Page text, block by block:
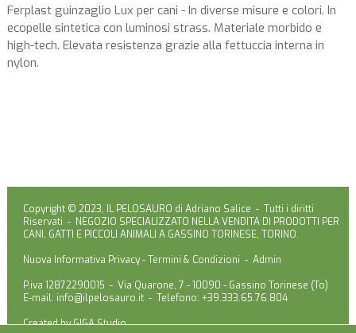
Ferplast guinzaglio Lux per cani - In diverse misure e colori. In
ecopelle sintetica con luminosi strass. Materiale morbido e
high-tech. Elevata resistenza grazie alla fettuccia interna in
nylon.
Copyright © 2023, IL PELOSAURO di Adriano Salice - Tutti i diritti
Riservati - NEGOZIO SPECIALIZZATO NELLA VENDITA DI PRODOTTI PER
CANI, GATTI E PICCOLI ANIMALI A GASSINO TORINESE, TORINO.
Nuova Informativa Privacy-Termini & Condizioni - Admin
P.iva 12872290015 - Via Quarone, 7 - 10090 - Gassino Torinese (To)
E-mail: info@ilpelosauro.it- Telefono: +39.333.65.76.804
Created byGIGA Studio